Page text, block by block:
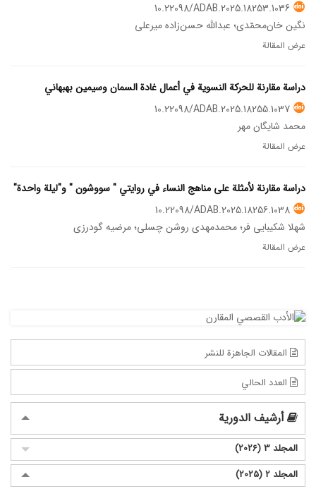
10.22098/ADAB.2025.18253.1036
نگین خان‌محمّدی؛ عبدالله حسن‌زاده میرعلی
عرض المقالة
دراسة مقارنة للحرکة النسوية في أعمال غادة السمان وسيمين بهبهاني
10.22098/ADAB.2025.18255.1037
محمد شایگان مهر
عرض المقالة
دراسة مقارنة لأمثلة على مناهج النساء في روایتي " سووشون " و"ليلة واحدة"
10.22098/ADAB.2025.18256.1038
شهلا شکیبایی فر؛ محمدمهدی روشن چسلی؛ مرضیه گودرزی
عرض المقالة
المقالات الجاهزة للنشر
العدد الحالي
أرشيف الدورية
المجلد 3 (2026)
المجلد 2 (2025)